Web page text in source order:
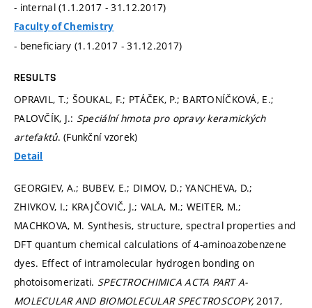
- internal (1.1.2017 - 31.12.2017)
Faculty of Chemistry
- beneficiary (1.1.2017 - 31.12.2017)
RESULTS
OPRAVIL, T.; ŠOUKAL, F.; PTÁČEK, P.; BARTONÍČKOVÁ, E.;
PALOVČÍK, J.: Speciální hmota pro opravy keramických
artefaktů. (Funkční vzorek)
Detail
GEORGIEV, A.; BUBEV, E.; DIMOV, D.; YANCHEVA, D.;
ZHIVKOV, I.; KRAJČOVIČ, J.; VALA, M.; WEITER, M.;
MACHKOVA, M. Synthesis, structure, spectral properties and
DFT quantum chemical calculations of 4-aminoazobenzene
dyes. Effect of intramolecular hydrogen bonding on
photoisomerizati. SPECTROCHIMICA ACTA PART A-
MOLECULAR AND BIOMOLECULAR SPECTROSCOPY, 2017,